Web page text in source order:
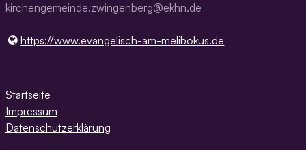
kirchengemeinde.zwingenberg@ekhn.de
https://www.​evangelisch-am-melibokus.​de
Startseite
Impressum
Datenschutzerklärung